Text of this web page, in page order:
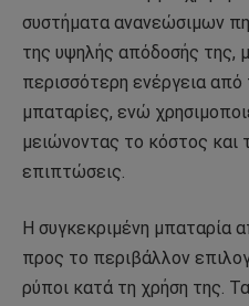
συστήματα ανανεώσιμων
της υψηλής απόδοσής της,
περισσότερη ενέργεια από
μπαταρίες, ενώ
μειώνοντας το κόστος και
επιπτώσεις.
Η συγκεκριμένη μπαταρία
προς το περιβάλλον
ρύποι κατά τη χρήση της.